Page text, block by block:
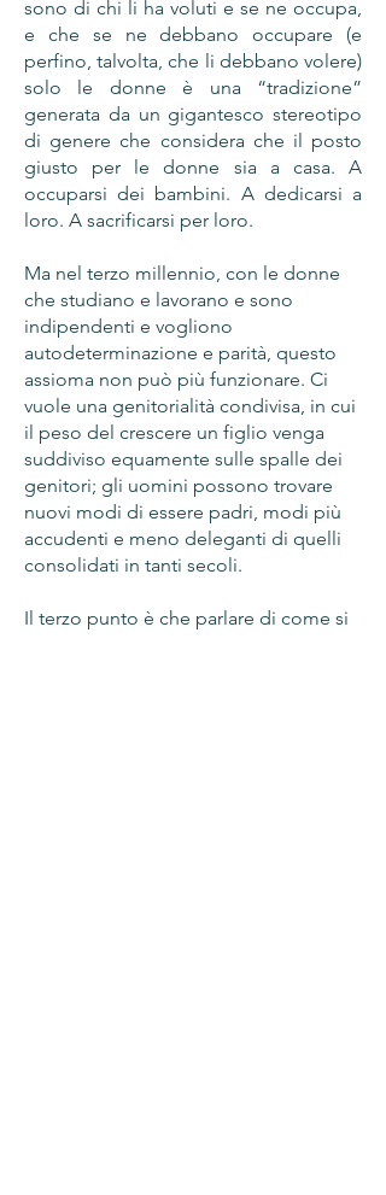
sono di chi li ha voluti e se ne occupa,
e che se ne debbano occupare (e
perfino, talvolta, che li debbano volere)
solo le donne è una “tradizione”
generata da un gigantesco stereotipo
di genere che considera che il posto
giusto per le donne sia a casa. A
occuparsi dei bambini. A dedicarsi a
loro. A sacrificarsi per loro.
Ma nel terzo millennio, con le donne
che studiano e lavorano e sono
indipendenti e vogliono
autodeterminazione e parità, questo
assioma non può più funzionare. Ci
vuole una genitorialità condivisa, in cui
il peso del crescere un figlio venga
suddiviso equamente sulle spalle dei
genitori; gli uomini possono trovare
nuovi modi di essere padri, modi più
accudenti e meno deleganti di quelli
consolidati in tanti secoli.
Il terzo punto è che parlare di come si